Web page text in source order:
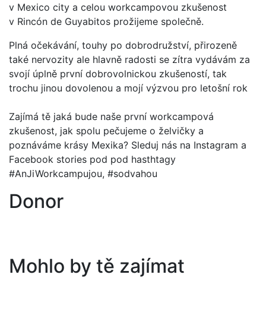
v Mexico city a celou workcampovou zkušenost
v Rincón de Guyabitos prožijeme společně.
Plná očekávání, touhy po dobrodružství, přirozeně
také nervozity ale hlavně radosti se zítra vydávám za
svojí úplně první dobrovolnickou zkušeností, tak
trochu jinou dovolenou a mojí výzvou pro letošní rok
Zajímá tě jaká bude naše první workcampová
zkušenost, jak spolu pečujeme o želvičky a
poznáváme krásy Mexika? Sleduj nás na Instagram a
Facebook stories pod pod hasthtagy
#AnJiWorkcampujou, #sodvahou
Donor
Mohlo by tě zajímat